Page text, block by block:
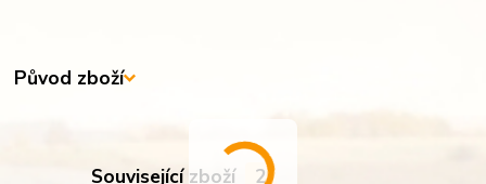
Původ zboží
Související zboží 2